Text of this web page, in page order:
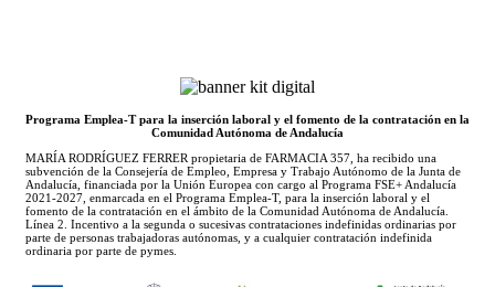
Programa Emplea-T para la inserción laboral y el fomento de la contratación en la
Comunidad Autónoma de Andalucía
MARÍA RODRÍGUEZ FERRER propietaria de FARMACIA 357, ha recibido una
subvención de la Consejería de Empleo, Empresa y Trabajo Autónomo de la Junta de
Andalucía, financiada por la Unión Europea con cargo al Programa FSE+ Andalucía
2021-2027, enmarcada en el Programa Emplea-T, para la inserción laboral y el
fomento de la contratación en el ámbito de la Comunidad Autónoma de Andalucía.
Línea 2. Incentivo a la segunda o sucesivas contrataciones indefinidas ordinarias por
parte de personas trabajadoras autónomas, y a cualquier contratación indefinida
ordinaria por parte de pymes.